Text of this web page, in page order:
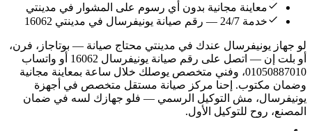
معاينة مجانية بدون أي رسوم على المشوار في مدينتي
خدمة 24/7 — رقم صيانة يونيفرسال في مدينتي 16062
لو جهاز يونيفرسال عندك في مدينتي محتاج صيانة — بوتاجاز، فرن،
أو بلت إن — اتصل على رقم صيانة يونيفرسال 16062 أو واتساب
01050887010، وفني متخصص يوصلك خلال ساعة بمعاينة مجانية
وضمان مكتوب. إحنا مركز صيانة مستقل متخصص في أجهزة
يونيفرسال، مش التوكيل الرسمي — فلو جهازك لسه في ضمان
المصنع، روح للتوكيل الأول.